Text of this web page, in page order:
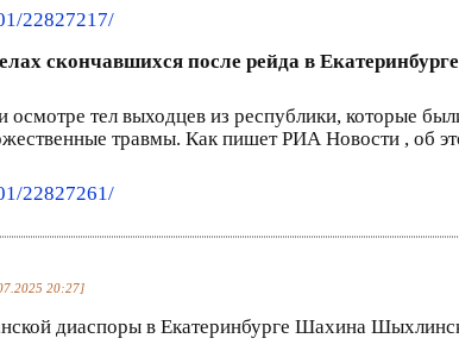
22827217/
скончавшихся после рейда в
тел выходцев из республики, которые
травмы. Как пишет РИА Новости , об
22827261/
20:27]
диаспоры в Екатеринбурге Шахина